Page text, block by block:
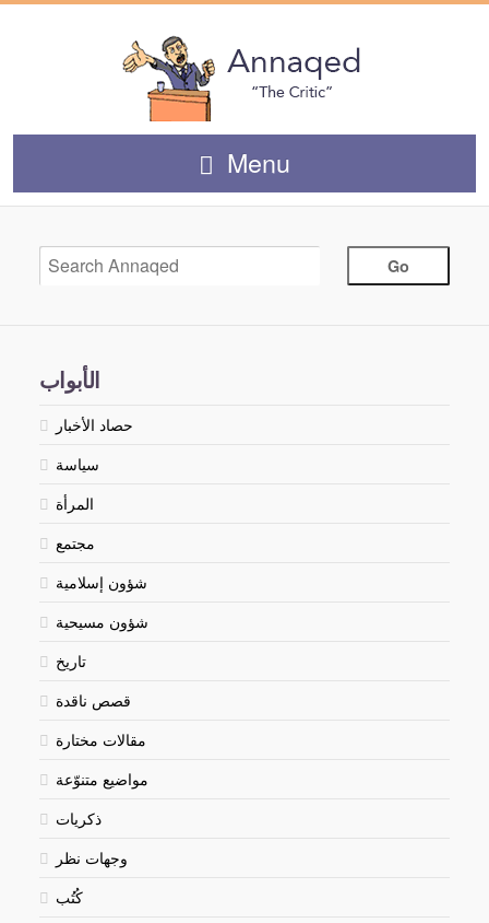
Menu
الأبواب
حصاد الأخبار
سياسة
المرأة
مجتمع
شؤون إسلامية
شؤون مسيحية
تاريخ
قصص ناقدة
مقالات مختارة
مواضيع متنوّعة
ذكريات
وجهات نظر
كُتُب